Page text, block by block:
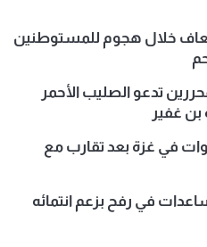
خلال هجوم للمستوطنين
تدعو الصليب الأحمر
غفير
في غزة بعد تقارب مع
في رفح بزعم انتمائه